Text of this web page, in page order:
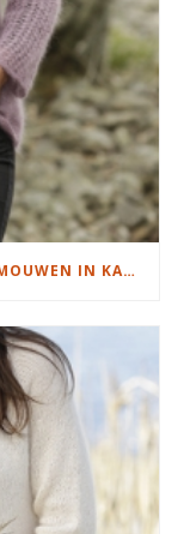
GEBREIDE DAMESTRUI MET RAGLANMOUWEN IN KANTPATROON